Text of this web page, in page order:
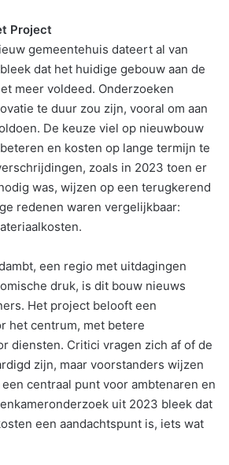
Project
gemeentehuis dateert al van
dat het huidige gebouw aan de
meer voldeed. Onderzoeken
te duur zou zijn, vooral om aan
De keuze viel op nieuwbouw
en kosten op lange termijn te
zoals in 2023 toen er
was, wijzen op een terugkerend
redenen waren vergelijkbaar:
een regio met uitdagingen
druk, is dit bouw nieuws
Het project belooft een
het centrum, met betere
diensten. Critici vragen zich af of de
zijn, maar voorstanders wijzen
centraal punt voor ambtenaren en
uit 2023 bleek dat
een aandachtspunt is, iets wat